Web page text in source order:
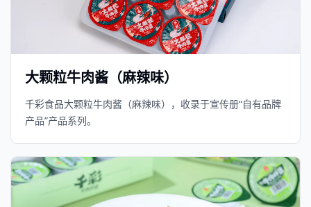
大颗粒牛肉酱（麻辣味）
千彩食品大颗粒牛肉酱（麻辣味），收录于宣传册“自有品牌
产品”产品系列。